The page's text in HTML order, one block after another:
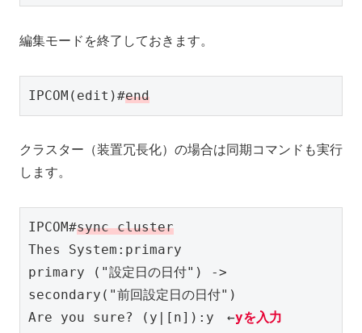
編集モードを終了しておきます。
IPCOM(edit)#end
クラスター（装置冗長化）の場合は同期コマンドも実行
します。
IPCOM#sync cluster
Thes System:primary
primary ("設定日の日付") ->
secondary("前回設定日の日付")
Are you sure? (y|[n]):y　←yを入力